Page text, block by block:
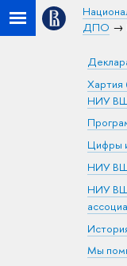
ДПО
Хартия
НИУ
Цифры
НИУ
НИУ
Мы